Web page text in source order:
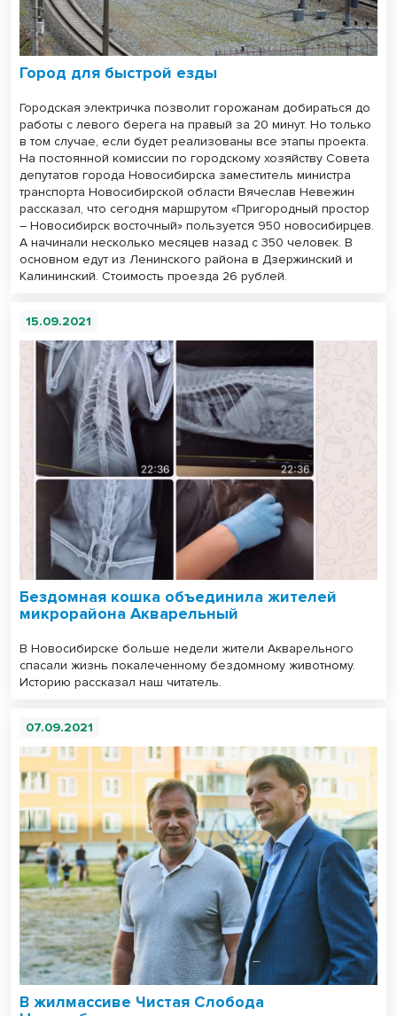
Город для быстрой езды
Городская электричка позволит горожанам добираться до
работы с левого берега на правый за 20 минут. Но только
в том случае, если будет реализованы все этапы проекта.
На постоянной комиссии по городскому хозяйству Совета
депутатов города Новосибирска заместитель министра
транспорта Новосибирской области Вячеслав Невежин
рассказал, что сегодня маршрутом «Пригородный простор
– Новосибирск восточный» пользуется 950 новосибирцев.
А начинали несколько месяцев назад с 350 человек. В
основном едут из Ленинского района в Дзержинский и
Калининский. Стоимость проезда 26 рублей.
15.09.2021
Бездомная кошка объединила жителей
микрорайона Акварельный
В Новосибирске больше недели жители Акварельного
спасали жизнь покалеченному бездомному животному.
Историю рассказал наш читатель.
07.09.2021
В жилмассиве Чистая Слобода